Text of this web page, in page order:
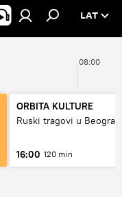
LAT
08:00
ORBITA KULTURE
Ruski tragovi u
16:00 120 min